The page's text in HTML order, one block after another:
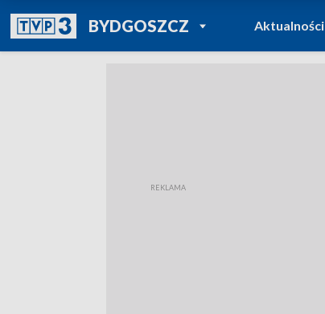
BYDGOSZCZPOWRÓT DO
TVP REGIONY
Aktualności